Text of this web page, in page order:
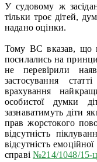
У судовому ж
тільки троє дітей,
надано оцінки.
Тому ВС вказав, що
посилались на
не перевірили
застосування
врахування
особистої думки
зазнаватимуть діти
прав жорстокого
відсутність
відсутність
справі№214/1048/15-